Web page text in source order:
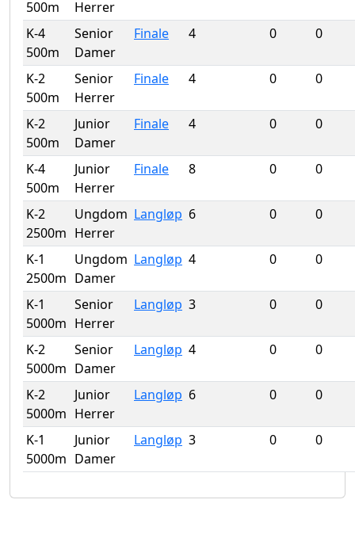
500m
Herrer
K-4
500m
Senior
Damer
Finale 4 0 0
K-2
500m
Senior
Herrer
Finale 4 0 0
K-2
500m
Junior
Damer
Finale 4 0 0
K-4
500m
Junior
Herrer
Finale 8 0 0
K-2
2500m
Ungdom
Herrer
Langløp 6 0 0
K-1
2500m
Ungdom
Damer
Langløp 4 0 0
K-1
5000m
Senior
Herrer
Langløp 3 0 0
K-2
5000m
Senior
Damer
Langløp 4 0 0
K-2
5000m
Junior
Herrer
Langløp 6 0 0
K-1
5000m
Junior
Damer
Langløp 3 0 0